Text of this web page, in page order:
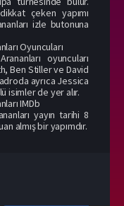
çeken yapımı
izle butonuna
Oyuncuları
oyuncuları
Ben Stiller ve David
ayrıca Jessica
isimler de yer alır.
IMDb
yayın tarihi 8
almış bir yapımdır.